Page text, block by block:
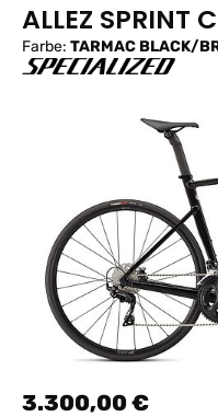
ALLEZ SPRINT
Farbe: TARMAC BLACK/
Bildergalerie überspringen
Regulärer Preis:
3.300,00 €